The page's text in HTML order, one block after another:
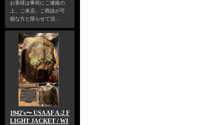
お客様は事前にご連絡の
上、ご来店、ご商談が可
能な方と限らせて頂…
1942's〜 USAAF A-2 F
LIGHT JACKET / WI